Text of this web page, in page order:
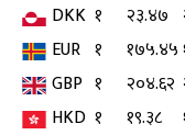
DKK १ २३.४७
EUR १ १७५.४५
GBP १ २०४.६२
HKD १ १९.३८